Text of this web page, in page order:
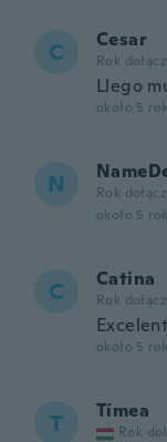
C Cesar
Rok
Llego
około 5
N Rok
około 5
C Catina
Rok
około 5
T Tímea
Rok